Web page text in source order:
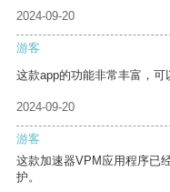
2024-09-20
游客
这款app的功能非常丰富，可
2024-09-20
游客
这款加速器VPM应用程序已
护。